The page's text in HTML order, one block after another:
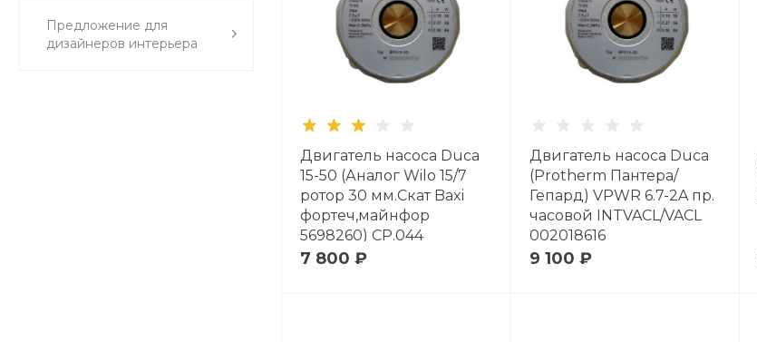
Предложение для
дизайнеров интерьера
Двигатель насоса Duca
15-50 (Аналог Wilo 15/7
ротор 30 мм.Скат Baxi
фортеч,майнфор
5698260) CP.044
7 800 ₽
Двигатель насоса Duca
(Protherm Пантера/
Гепард) VPWR 6.7-2A пр.
часовой INTVACL/VACL
002018616
9 100 ₽